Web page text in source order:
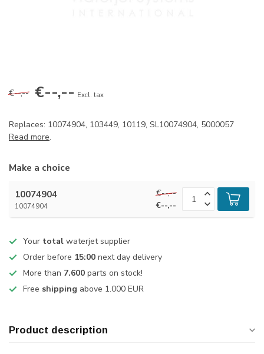
€--,-- €--,-- Excl. tax
Replaces: 10074904, 103449, 10119, SL10074904, 5000057
Read more.
Make a choice
10074904
10074904
€--,--
€--,--
Your total waterjet supplier
Order before 15:00 next day delivery
More than 7.600 parts on stock!
Free shipping above 1.000 EUR
Product description